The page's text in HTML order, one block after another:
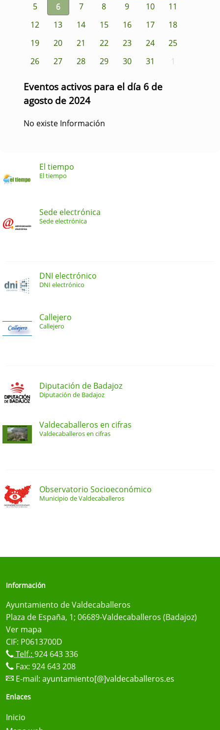
5 6 7 8 9 10
11
12
13 14 15 16 17
18
19
20 21 22 23 24
25
26
27 28 29 30 31 1
Eventos activos para el día 6 de
agosto de 2024
No existe Información
El tiempo
El tiempo
Sede electrónica
Sede electrónica
DNI electrónico
DNI electrónico
Callejero
Callejero
Diputación de Badajoz
Diputación de Badajoz
Valdecaballeros en cifras
Valdecaballeros en cifras
Observatorio Socioeconómico
Municipio de Valdecaballeros
Información
Ayuntamiento de Valdecaballeros
Plaza de España, 1; 06689-Valdecaballeros (Badajoz)
Ver mapa
CIF: P0613700D
Telf.: 924 643 336
Fax: 924 643 208
E-mail: ayuntamiento[@]valdecaballeros.es
Enlaces
Inicio